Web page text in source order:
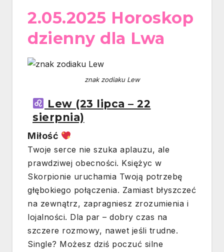
2.05.2025 Horoskop
dzienny dla Lwa
znak zodiaku Lew
Lew (23 lipca – 22
sierpnia)
Miłość
Twoje serce nie szuka aplauzu, ale
prawdziwej obecności. Księżyc w
Skorpionie uruchamia Twoją potrzebę
głębokiego połączenia. Zamiast błyszczeć
na zewnątrz, zapragniesz zrozumienia i
lojalności. Dla par – dobry czas na
szczere rozmowy, nawet jeśli trudne.
Single? Możesz dziś poczuć silne